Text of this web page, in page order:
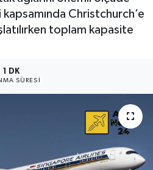
Christchurch’e
toplam kapasite
1 DK
SÜRESI